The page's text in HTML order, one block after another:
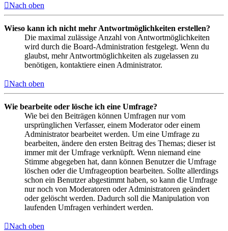
Nach oben
Wieso kann ich nicht mehr Antwortmöglichkeiten erstellen?
Die maximal zulässige Anzahl von Antwortmöglichkeiten
wird durch die Board-Administration festgelegt. Wenn du
glaubst, mehr Antwortmöglichkeiten als zugelassen zu
benötigen, kontaktiere einen Administrator.
Nach oben
Wie bearbeite oder lösche ich eine Umfrage?
Wie bei den Beiträgen können Umfragen nur vom
ursprünglichen Verfasser, einem Moderator oder einem
Administrator bearbeitet werden. Um eine Umfrage zu
bearbeiten, ändere den ersten Beitrag des Themas; dieser ist
immer mit der Umfrage verknüpft. Wenn niemand eine
Stimme abgegeben hat, dann können Benutzer die Umfrage
löschen oder die Umfrageoption bearbeiten. Sollte allerdings
schon ein Benutzer abgestimmt haben, so kann die Umfrage
nur noch von Moderatoren oder Administratoren geändert
oder gelöscht werden. Dadurch soll die Manipulation von
laufenden Umfragen verhindert werden.
Nach oben